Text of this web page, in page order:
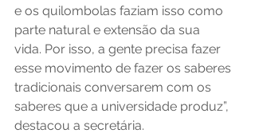
e os quilombolas faziam isso como
parte natural e extensão da sua
vida. Por isso, a gente precisa fazer
esse movimento de fazer os saberes
tradicionais conversarem com os
saberes que a universidade produz”,
destacou a secretária.